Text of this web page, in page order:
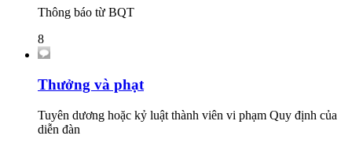
Thông báo từ BQT
8
Thưởng và phạt
Tuyên dương hoặc kỷ luật thành viên vi phạm Quy định của
diễn đàn